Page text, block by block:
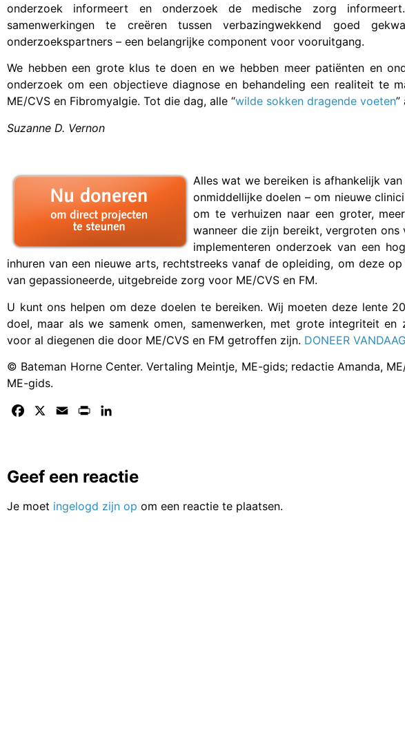
onderzoek informeert en onderzoek de medische zorg
samenwerkingen te creëren tussen verbazingwekkend goed
onderzoekspartners – een belangrijke component voor vooruitgang.
We hebben een grote klus te doen en we hebben meer patiënten en
onderzoek om een objectieve diagnose en behandeling een realiteit te
ME/CVS en Fibromyalgie. Tot die dag, alle “wilde sokken dragende voeten”
Suzanne D. Vernon
Alles wat we bereiken is afhankelijk
onmiddellijke doelen – om nieuwe
om te verhuizen naar een groter,
wanneer die zijn bereikt, vergroten
implementeren onderzoek van een
inhuren van een nieuwe arts, rechtstreeks vanaf de opleiding, om deze
van gepassioneerde, uitgebreide zorg voor ME/CVS en FM.
U kunt ons helpen om deze doelen te bereiken. Wij moeten deze lente
doel, maar als we samenk omen, samenwerken, met grote integriteit
voor al diegenen die door ME/CVS en FM getroffen zijn. DONEER
© Bateman Horne Center. Vertaling Meintje, ME-gids; redactie Amanda,
ME-gids.
Facebook Email Print
Geef een reactie
Je moet ingelogd zijn op om een reactie te plaatsen.